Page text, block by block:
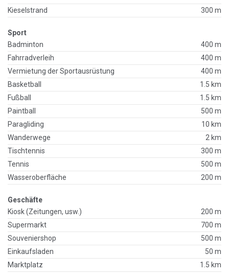
Kieselstrand
300 m
Sport
Badminton
400 m
Fahrradverleih
400 m
Vermietung der Sportausrüstung
400 m
Basketball
1.5 km
Fußball
1.5 km
Paintball
500 m
Paragliding
10 km
Wanderwege
2 km
Tischtennis
300 m
Tennis
500 m
Wasseroberfläche
200 m
Geschäfte
Kiosk (Zeitungen, usw.)
200 m
Supermarkt
700 m
Souveniershop
500 m
Einkaufsladen
50 m
Marktplatz
1.5 km